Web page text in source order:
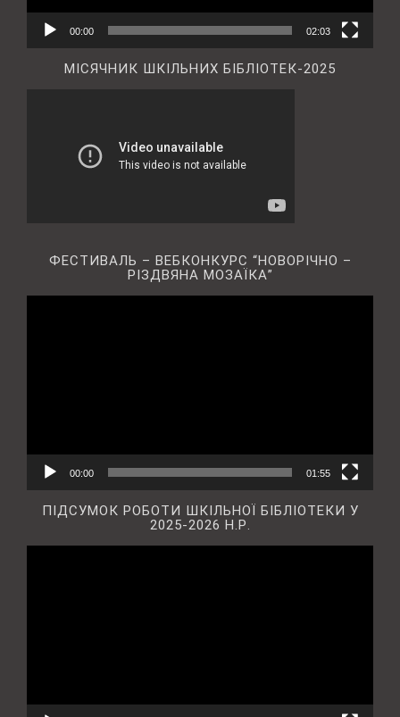
00:00 02:03
МІСЯЧНИК ШКІЛЬНИХ БІБЛІОТЕК-2025
ФЕСТИВАЛЬ – ВЕБКОНКУРС “НОВОРІЧНО –
РІЗДВЯНА МОЗАЇКА”
00:00 01:55
ПІДСУМОК РОБОТИ ШКІЛЬНОЇ БІБЛІОТЕКИ У
2025-2026 Н.Р.